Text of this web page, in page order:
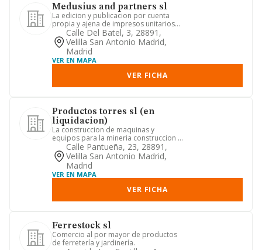
Medusius and partners sl
La edicion y publicacion por cuenta
propia y ajena de impresos unitarios
yperiodicos,.
Calle Del Batel, 3, 28891,
Velilla San Antonio Madrid,
Madrid
VER EN MAPA
VER FICHA
Productos torres sl (en
liquidacion)
La construccion de maquinas y
equipos para la mineria construccion y
obras publicas, su venta y alq...
Calle Pantueña, 23, 28891,
Velilla San Antonio Madrid,
Madrid
VER EN MAPA
VER FICHA
Ferrestock sl
Comercio al por mayor de productos
de ferretería y jardinería.